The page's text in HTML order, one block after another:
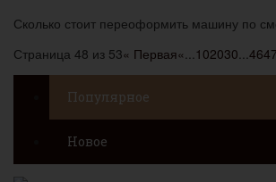
Сколько стоит переоформить машину по
Страница 48 из 53« Первая« 102030 4647
Популярное
Новое